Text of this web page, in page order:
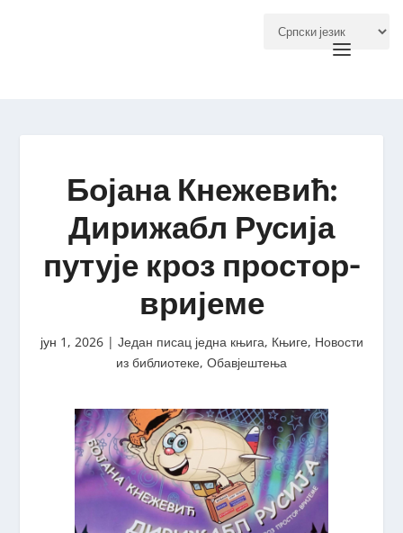
Бојана Кнежевић:
Дирижабл Русија
путује кроз простор-
вријеме
јун 1, 2026| Један писац једна књига, Књиге, Новости
из библиотеке, Обавјештења